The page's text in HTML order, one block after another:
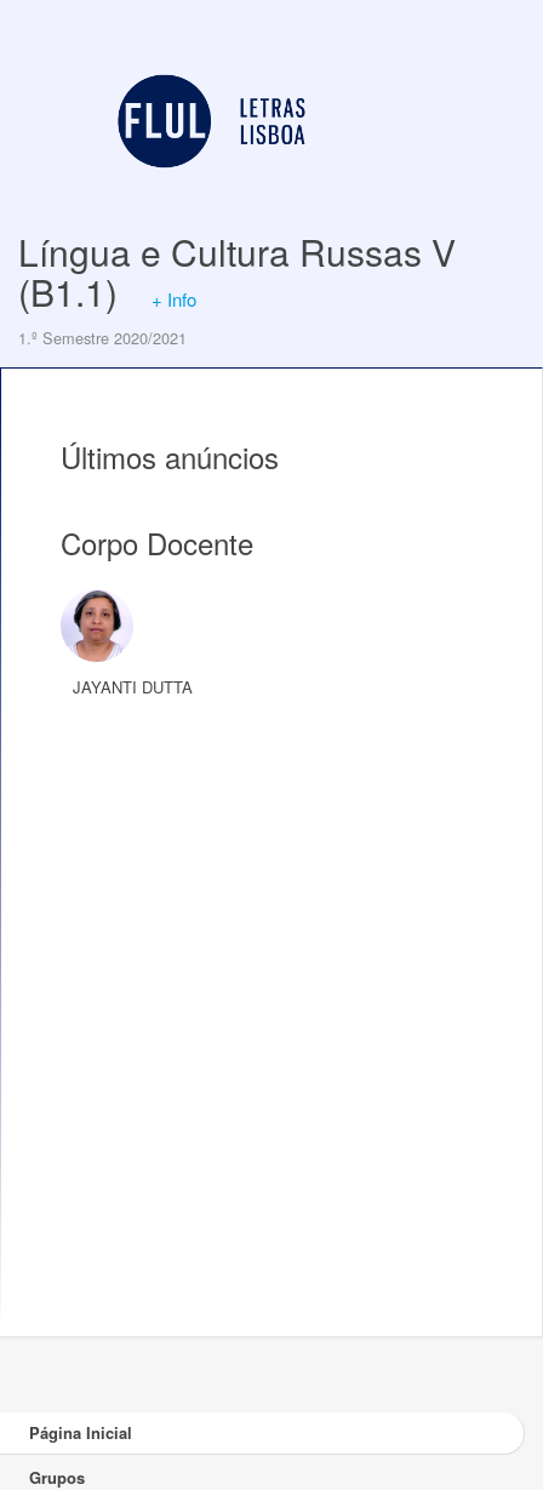
Língua e Cultura Russas V
(B1.1) + Info
1.º Semestre 2020/2021
Últimos anúncios
Corpo Docente
JAYANTI DUTTA
Página Inicial
Grupos